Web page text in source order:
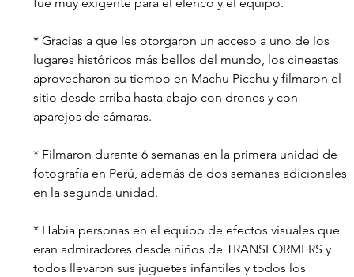
fue muy exigente para el elenco y el equipo.
* Gracias a que les otorgaron un acceso a uno de los
lugares históricos más bellos del mundo, los cineastas
aprovecharon su tiempo en Machu Picchu y filmaron el
sitio desde arriba hasta abajo con drones y con
aparejos de cámaras.
* Filmaron durante 6 semanas en la primera unidad de
fotografía en Perú, además de dos semanas adicionales
en la segunda unidad.
* Había personas en el equipo de efectos visuales que
eran admiradores desde niños de TRANSFORMERS y
todos llevaron sus juguetes infantiles y todos los